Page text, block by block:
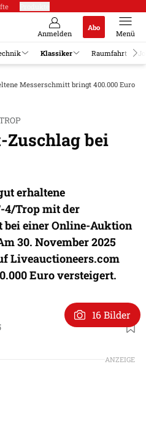
Anmelden
Abo
Menü
Klassiker Raumfahrt
Messerschmitt bringt 400.000 Euro
bei
erhaltene
4/Trop mit der
bei einer Online-Auktion
30. November 2025
Liveauctioneers.com
Euro versteigert.
Foto: Costa Blanca Auctions
16 Bilder
ANZEIGE